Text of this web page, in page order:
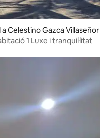
Celestino Gazca Villaseñor
Celestino Habitació 1 Luxe i tranquil·litat